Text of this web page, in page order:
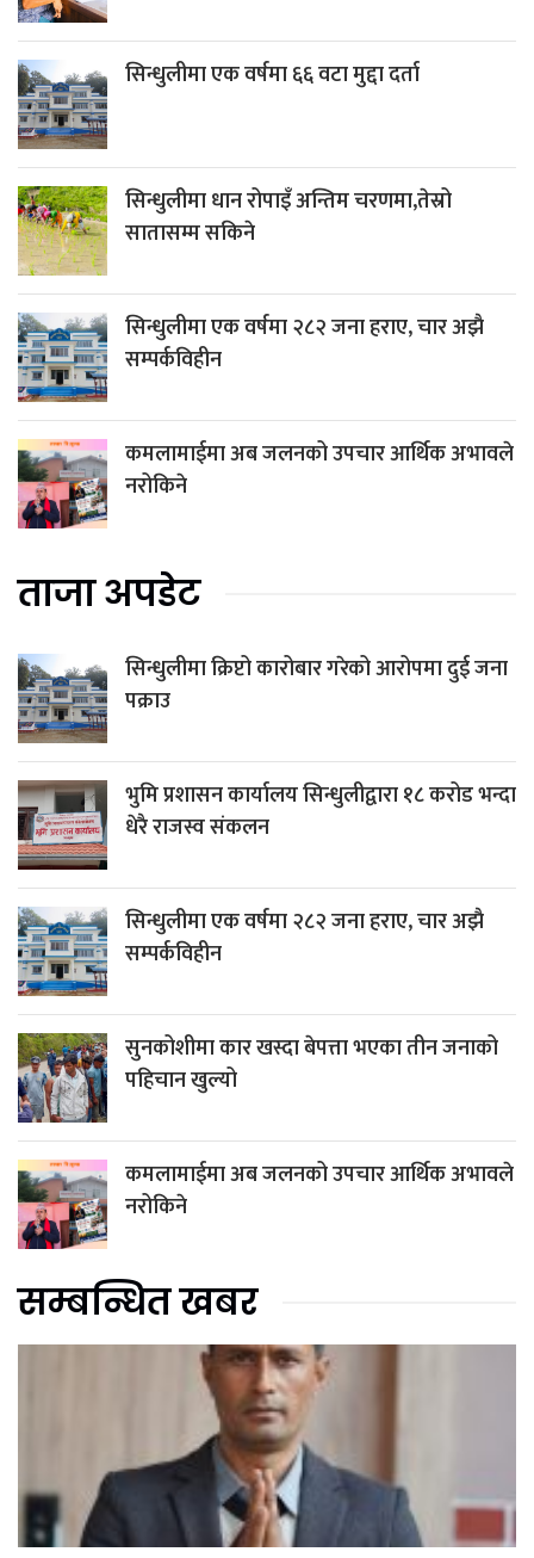
सिन्धुलीमा एक वर्षमा ६६ वटा मुद्दा दर्ता
सिन्धुलीमा धान रोपाइँ अन्तिम चरणमा,तेस्रो
सातासम्म सकिने
सिन्धुलीमा एक वर्षमा २८२ जना हराए, चार अझै
सम्पर्कविहीन
कमलामाईमा अब जलनको उपचार आर्थिक अभावले
नरोकिने
ताजा अपडेट
सिन्धुलीमा क्रिप्टो कारोबार गरेको आरोपमा दुई जना
पक्राउ
भुमि प्रशासन कार्यालय सिन्धुलीद्वारा १८ करोड भन्दा
धेरै राजस्व संकलन
सिन्धुलीमा एक वर्षमा २८२ जना हराए, चार अझै
सम्पर्कविहीन
सुनकोशीमा कार खस्दा बेपत्ता भएका तीन जनाको
पहिचान खुल्यो
कमलामाईमा अब जलनको उपचार आर्थिक अभावले
नरोकिने
सम्बन्धित खबर